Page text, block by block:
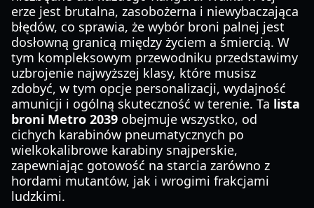
erze jest brutalna, zasobożerna i niewybaczająca
błędów, co sprawia, że wybór broni palnej jest
dosłowną granicą między życiem a śmiercią. W
tym kompleksowym przewodniku przedstawimy
uzbrojenie najwyższej klasy, które musisz
zdobyć, w tym opcje personalizacji, wydajność
amunicji i ogólną skuteczność w terenie. Ta lista
broni Metro 2039 obejmuje wszystko, od
cichych karabinów pneumatycznych po
wielkokalibrowe karabiny snajperskie,
zapewniając gotowość na starcia zarówno z
hordami mutantów, jak i wrogimi frakcjami
ludzkimi.